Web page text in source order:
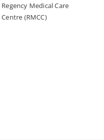
Regency Medical Care
Centre (RMCC)